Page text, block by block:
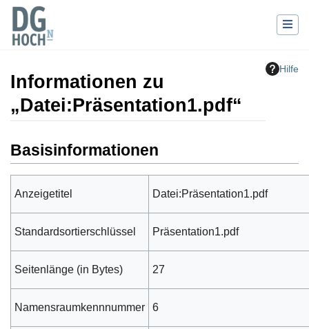
Hilfe
Informationen zu
„Datei:Präsentation1.pdf“
Basisinformationen
Anzeigetitel Datei:Präsentation1.pdf
Standardsortierschlüssel Präsentation1.pdf
Seitenlänge (in Bytes) 27
Namensraumkennnummer 6